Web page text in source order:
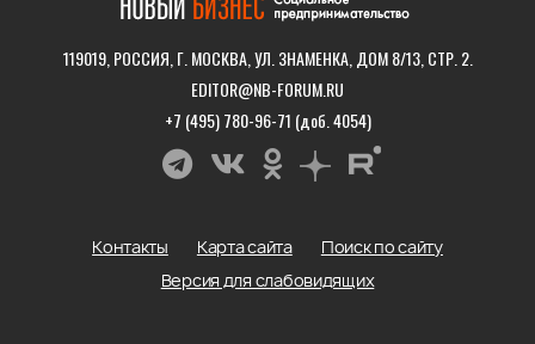
119019, РОССИЯ, Г. МОСКВА, УЛ. ЗНАМЕНКА, ДОМ 8/13, СТР. 2.
EDITOR@NB-FORUM.RU
+7 (495) 780-96-71 (доб. 4054)
Контакты Карта сайта
Поиск по сайту
Версия для слабовидящих